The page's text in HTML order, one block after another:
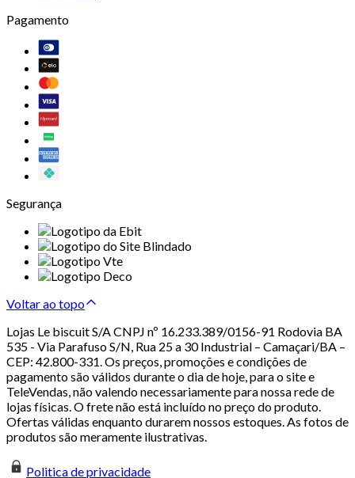
Pagamento
Segurança
Voltar ao topo
Lojas Le biscuit S/A CNPJ nº 16.233.389/0156-91 Rodovia BA
535 - Via Parafuso S/N, Rua 25 a 30 Industrial – Camaçari/BA –
CEP: 42.800-331. Os preços, promoções e condições de
pagamento são válidos durante o dia de hoje, para o site e
TeleVendas, não valendo necessariamente para nossa rede de
lojas físicas. O frete não está incluído no preço do produto.
Ofertas válidas enquanto durarem nossos estoques. As fotos de
produtos são meramente ilustrativas.
Politica de privacidade